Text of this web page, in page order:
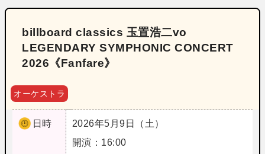
billboard classics 玉置浩二vo
LEGENDARY SYMPHONIC CONCERT
2026《Fanfare》
オーケストラ
日時
2026年5月9日（土）
開演：16:00